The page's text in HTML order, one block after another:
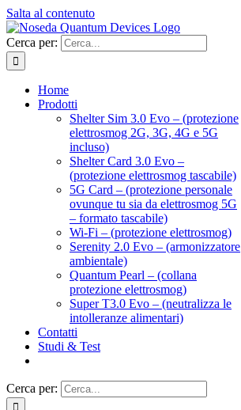
Salta al contenuto
Cerca per:
Home
Prodotti
Shelter Sim 3.0 Evo – (protezione
elettrosmog 2G, 3G, 4G e 5G
incluso)
Shelter Card 3.0 Evo –
(protezione elettrosmog tascabile)
5G Card – (protezione personale
ovunque tu sia da elettrosmog 5G
– formato tascabile)
Wi-Fi – (protezione elettrosmog)
Serenity 2.0 Evo – (armonizzatore
ambientale)
Quantum Pearl – (collana
protezione elettrosmog)
Super T3.0 Evo – (neutralizza le
intolleranze alimentari)
Contatti
Studi & Test
Cerca per: